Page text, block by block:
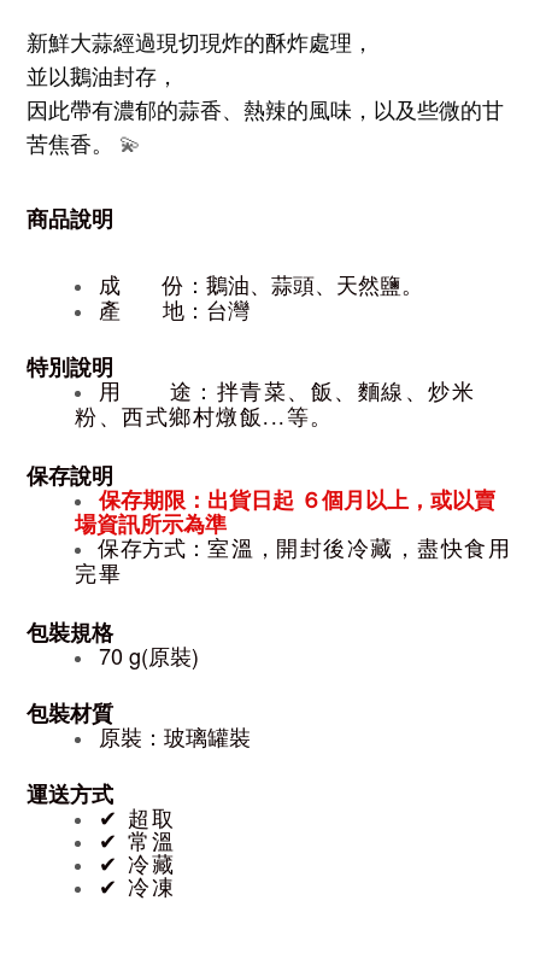
新鮮大蒜經過現切現炸的酥炸處理，
並以鵝油封存，
因此帶有濃郁的蒜香、熱辣的風味，以及些微的甘
苦焦香。
💫
商品說明
成 份： 鵝油、蒜頭、天然鹽。
產 地：台灣
特別說明
用 途：拌青菜、飯、麵線、炒米
粉、西式鄉村燉飯...等。
保存說明
保存期限：出貨日起 ６個月以上，或以賣
場資訊所示為準
保存方式： 室溫 ， 開封後冷藏，盡快食用
完畢
包裝規格
70 g(原裝)
包裝材質
原裝：玻璃罐裝
運送方式
✔︎ 超取
✔︎ 常溫
✔︎ 冷藏
✔︎ 冷凍